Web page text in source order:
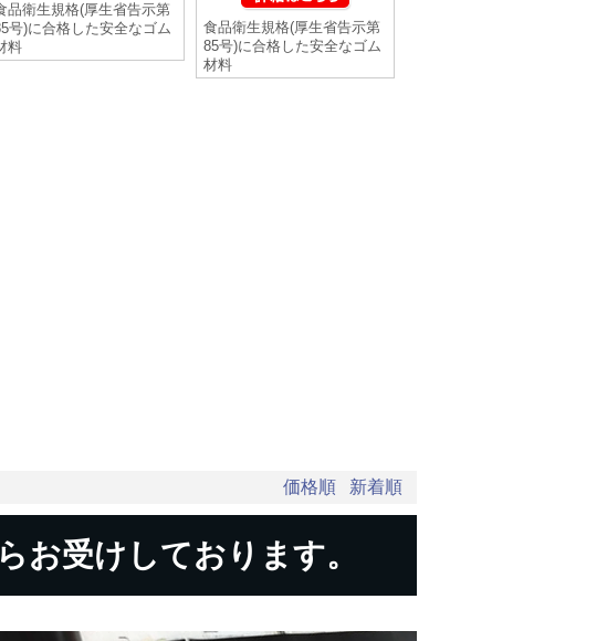
品衛生規格(厚生省告示第
号)に合格した安全なゴム
料
食品衛生規格(厚生省告示第
85号)に合格した安全なゴム
材料
価格順 新着順
お受けしております。